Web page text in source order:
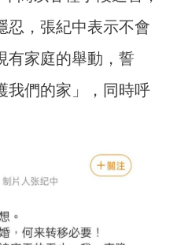
忍，張紀中表示不會
有家庭的舉動，誓
我們的家」，同時呼